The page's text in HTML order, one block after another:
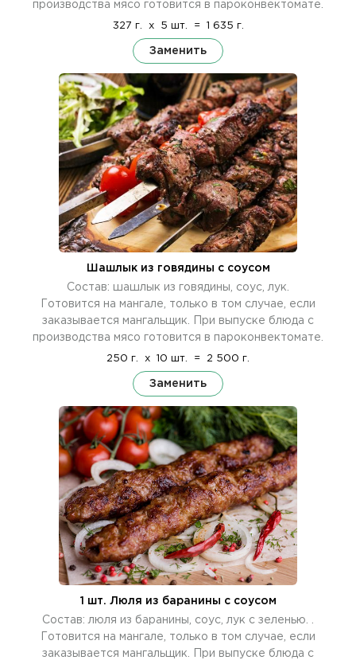
производства мясо готовится в пароконвектомате.
327 г. x 5 шт. = 1 635 г.
Заменить
Шашлык из говядины с соусом
Состав: шашлык из говядины, соус, лук.
Готовится на мангале, только в том случае, если
заказывается мангальщик. При выпуске блюда с
производства мясо готовится в пароконвектомате.
250 г. x 10 шт. = 2 500 г.
Заменить
1 шт. Люля из баранины c cоусом
Состав: люля из баранины, соус, лук с зеленью. .
Готовится на мангале, только в том случае, если
заказывается мангальщик. При выпуске блюда с